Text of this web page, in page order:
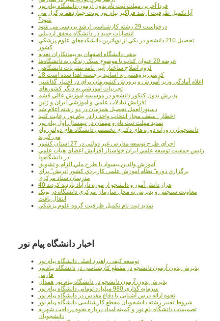
فردا آخرین مهلت ثبت نام بدون آزمون دانشگاه پیام نور
آیا تکمیل ظرفیت ارشد فراگیر پیام نور نوبت چهاردهم برگزار می
شود؟
درخواست 29 رشته کارشناسي ارشد بررسي مي شود
انتصابات جديد در دانشگاه محقق اردبيلي
تحصيل 210 دانشجو در يکي از نوپاترين دانشکده‌هاي علوم پزشکي
کشور
بدهي دانشگاه اصفهان به پيمانکاران تغذيه
عرضه 20 عنوان کتاب با موضوع سبک زندگي به دانشگاه‌ها
لزوم اصلاح ساختار آيين نامه نشريات دانشگاهي
18 کرسي پژوهشي به اساتيد برجسته اهدا شده است
اعلام آمادگي وزير آموزش و پرورش کشورمان براي در اختيار گذاشتن
تجربيات آموزشي به ديگر کشورهاي
پذيرش بدون کنکور دانشجو در موسسه آموزش عالي قشم
افزايش تبادلات علمي و آموزشي ايران و ژاپن
دستورالعمل تحصیل همزمان در دو رشته اعلام شد
اخطار : سقف مجاز انتخاب واحد را در پیام نور رعایت کنید
تمدید مهلت ثبت نام و مهمان در نیمسال اول پیام نور
دانشجويان روزانه دوره هاي دكتري تخصصي دانشگاه هاي دولتي وام
مي گيرند
اجراي طرح توسعه مدارس غير دولتي در 27 استان کشور
رئيس جمعيت توسعه علمي ايران خواستار افزايش اعضاي هيات علمي
در دانشگاهها
آموزش والدين بيسواد با طرح ملي الزام و تشويق
برگزاري دوره" نظام آموزش علمي كاربردي كشور اتريش" براي
مدرسان ستاد مرکزي
40 هزار دانش آموز و دانشجو از موزه دارآباد بازديد کردند
معاونت سنجش و پذيرش به محل سازمان مرکزي دانشگاه در پونک
انتقال يافت
تمديد ثبت نام تکميل ظرفيت گروه علوم پزشکي
اخبار دانشگاه پیام نور
توسعه کیفی راهبرد اصلی دانشگاه پیام نور
پذیرش بدون آزمون دانشجو در مقطع کارشناسی در دانشگاه پیام‌نور
فارس
پذیرش بدون آزمون دانشجو در دانشگاه پیام نور همدان
سرمایه گذاری 980 میلیارد تومانی دانشگاه پیام نور
نحوه ارائه درس آشنایی با دفاع مقدس در دانشگاه پیام نور
شروط تغییر رشته دانشجویان مقطع کارشناسی دانشگاه پیام نور
تصمیمات دانشگاه یام نور و کمیته امداد درباره نحوه پرداخت شهریه
دانشجویان